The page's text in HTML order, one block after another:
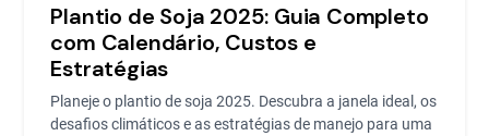
Plantio de Soja 2025: Guia Completo
com Calendário, Custos e
Estratégias
Planeje o plantio de soja 2025. Descubra a janela ideal, os
desafios climáticos e as estratégias de manejo para uma